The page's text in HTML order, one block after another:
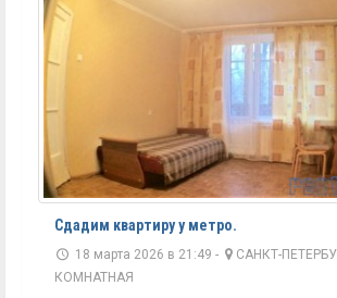
Сдадим квартиру у метро.
18 марта 2026 в 21:49 - САНКТ-
КОМНАТНАЯ